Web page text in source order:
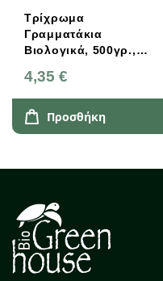
Τρίχρωμα
Γραμματάκια
Βιολογικά, 500γρ.,
Βιοτροφός
4,35 €
Προσθήκη